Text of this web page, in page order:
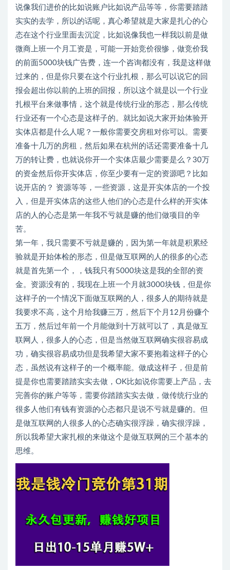
说像我们进价的比如说账户比如说产品等等，你需要踏踏
实实的去学，所以的话呢，真心希望就是大家是扎心的心
态在这个行业里面去沉淀，比如说像我也一样我以前是做
微商上班一个月工资是，可能一开始竞价很惨，做竞价我
的前面5000块钱广告费，连一个咨询都没有，我是这样做
过来的，但是你只要在这个行业扎根，那么可以说它的回
报会超出你以前的上班的回报，所以这个就是以一个行业
扎根平台来做事情，这个就是传统行业的形态，那么传统
行业还有一个心态是这样子的。就比如说大家开始体验开
实体店都是什么人呢？一般你需要交房租对你可以。需要
准备十几万的房租，然后如果在杭州的话还需要准备十几
万的转让费，也就说你开一个实体店最少需要是么？30万
的资金然后你开实体店，你至少要有一定的资源吧？比如
说开店的？ 资源等等，一些资源，这是开实体店的一个投
入，但是开实体店的这些人他们的心态是什么样的开实体
店的人的心态是第一年我不亏就是赚的他们做项目的辛
苦。
第一年，我只需要不亏就是赚的，因为第一年就是积累经
验就是开始体检的形态，但是做互联网的人的很多的心态
就是首先第一个，，钱我只有5000块这是我的全部的资
金。资源没有的，我现在上班一个月就3000块钱，但是你
这样子的一个情况下面做互联网的人，很多人的期待就是
我要求不高，这个月给我赚三万，然后下个月12月份赚个
五万，然后过年前一个月能做到十万就可以了，真是做互
联网人，很多人的心态，但是当然做互联网确实很容易成
功，确实很容易成功但是我希望大家不要抱着这样子的心
态，虽然说有这样子的一个概率能。做成这样子，但是前
提是你也需要踏踏实实去做，OK比如说你需要上产品，去
完善你的账户等等，需要你踏踏实实去做，做传统行业的
很多人他们有钱有资源的心态都只是说不亏就是赚的。但
是做互联网的人很多人的心态确实很浮躁，确实很浮躁，
所以我希望大家扎根的来做这个是做互联网的三个基本的
思维。